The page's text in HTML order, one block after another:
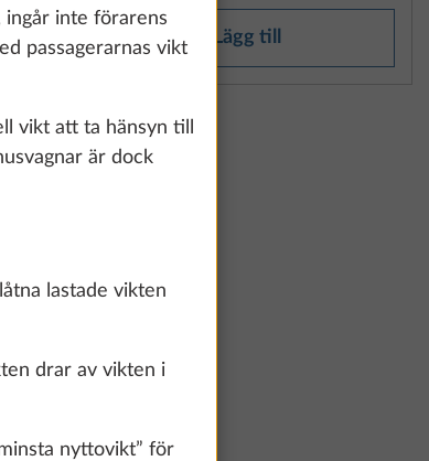
link.
all
Lägg till
ingår inte förarens
passagerarnas vikt
vikt att ta hänsyn till
är dock
lastade vikten
drar av vikten i
nyttovikt” för